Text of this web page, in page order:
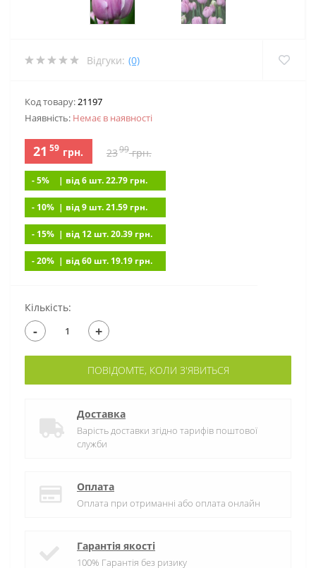
Відгуки: (0)
Код товару:21197
Наявність: Немає в наявностi
21 59 грн. 2399грн.
- 5% | вiд 6 шт. 22.79 грн.
- 10% | вiд 9 шт. 21.59 грн.
- 15% | вiд 12 шт. 20.39 грн.
- 20% | вiд 60 шт. 19.19 грн.
Кількість:
- +
ПОВІДОМТЕ, КОЛИ З'ЯВИТЬСЯ
Доставка
Варість доставки згідно тарифів поштової
служби
Оплата
Оплата при отриманні або оплата онлайн
Гарантія якості
100% Гарантія без ризику